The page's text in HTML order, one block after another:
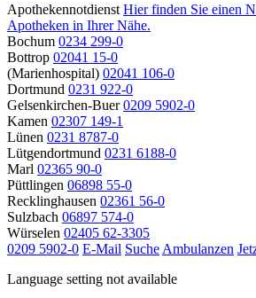
Apothekennotdienst Hier finden Sie einen
Apotheken in Ihrer Nähe.
Bochum 0234 299-0
Bottrop 02041 15-0
(Marienhospital) 02041 106-0
Dortmund 0231 922-0
Gelsenkirchen-Buer 0209 5902-0
Kamen 02307 149-1
Lünen 0231 8787-0
Lütgendortmund 0231 6188-0
Marl 02365 90-0
Püttlingen 06898 55-0
Recklinghausen 02361 56-0
Sulzbach 06897 574-0
Würselen 02405 62-3305
0209 5902-0 E-Mail Suche Ambulanzen
Language setting not available